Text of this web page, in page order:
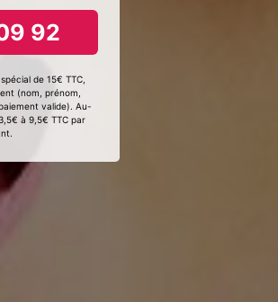
92
de 15€ TTC,
(nom, prénom,
valide). Au-
à 9,5€ TTC par